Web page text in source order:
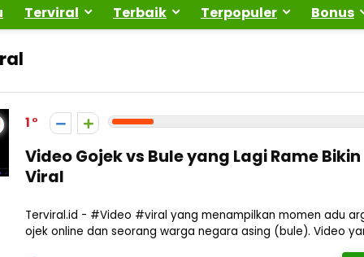
Terviral Terbaik Terpopuler Bonus
1
Video Gojek vs Bule yang Lagi Rame
Viral
Terviral.id - #Video #viral yang menampilkan momen adu
ojek online dan seorang warga negara asing (bule). Video